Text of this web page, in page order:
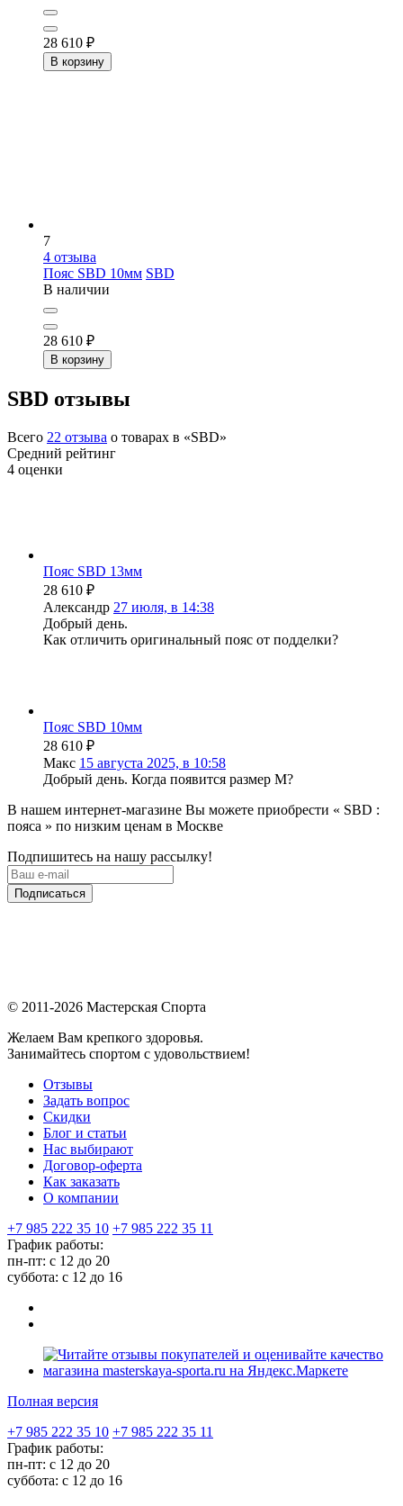
28 610 ₽
В корзину
7
4 отзыва
Пояс SBD 10мм SBD
В наличии
28 610 ₽
В корзину
SBD отзывы
Всего 22 отзыва о товарах в «SBD»
Средний рейтинг
4 оценки
Пояс SBD 13мм
28 610 ₽
Александр 27 июля, в 14:38
Добрый день.
Как отличить оригинальный пояс от подделки?
Пояс SBD 10мм
28 610 ₽
Макс 15 августа 2025, в 10:58
Добрый день. Когда появится размер М?
В нашем интернет-магазине Вы можете приобрести « SBD :
пояса » по низким ценам в Москве
Подпишитесь на нашу рассылку!
Подписаться
© 2011-2026 Мастерская Спорта
Желаем Вам крепкого здоровья.
Занимайтесь спортом с удовольствием!
Отзывы
Задать вопрос
Скидки
Блог и статьи
Нас выбирают
Договор-оферта
Как заказать
О компании
+7 985 222 35 10 +7 985 222 35 11
График работы:
пн-пт: с 12 до 20
суббота: c 12 до 16
Полная версия
+7 985 222 35 10 +7 985 222 35 11
График работы:
пн-пт: с 12 до 20
суббота: c 12 до 16